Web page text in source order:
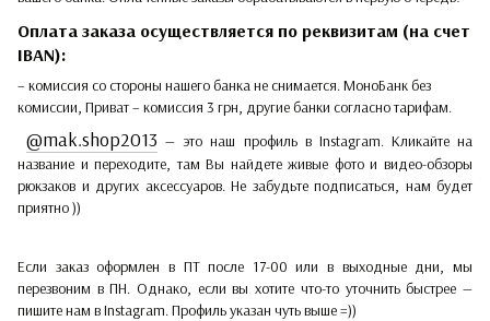
Оплата заказа осуществляется по реквизитам (на счет
IBAN):
– комиссия со стороны нашего банка не снимается. МоноБанк без
комиссии, Приват – комиссия 3 грн, другие банки согласно тарифам.
@mak.shop2013 — это наш профиль в Instagram. Кликайте на
название и переходите, там Вы найдете живые фото и видео-обзоры
рюкзаков и других аксессуаров. Не забудьте подписаться, нам будет
приятно ))
Если заказ оформлен в ПТ после 17-00 или в выходные дни, мы
перезвоним в ПН. Однако, если вы хотите что-то уточнить быстрее —
пишите нам в Instagram. Профиль указан чуть выше =))